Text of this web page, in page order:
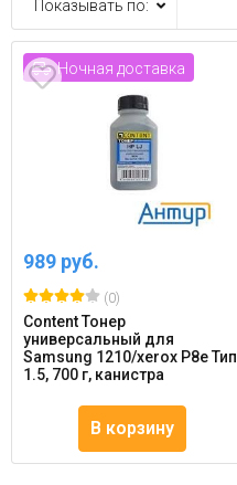
Показывать по:
Ночная доставка
989 руб.
(0)
Content Тонер
универсальный для
Samsung 1210/xerox P8e Тип
1.5, 700 г, канистра
В корзину